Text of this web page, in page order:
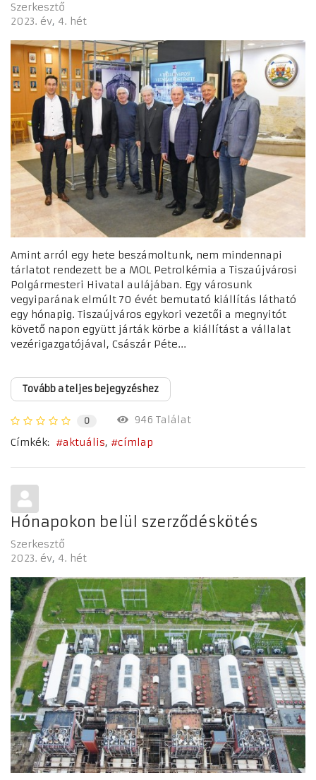
Szerkesztő
2023. év 4. hét
Amint arról egy hete beszámoltunk, nem mindennapi
tárlatot rendezett be a MOL Petrolkémia a Tiszaújvárosi
Polgármesteri Hivatal aulájában. Egy városunk
vegyiparának elmúlt 70 évét bemutató kiállítás látható
egy hónapig. Tiszaújváros egykori vezetői a megnyitót
követő napon együtt járták körbe a kiállítást a vállalat
vezérigazgatójával, Császár Péte...
Tovább a teljes bejegyzéshez
0
946 Találat
Címkék:
aktuális címlap
Hónapokon belül szerződéskötés
Szerkesztő
2023. év 4. hét